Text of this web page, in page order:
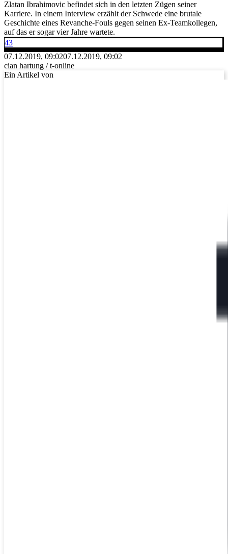
Zlatan Ibrahimovic befindet sich in den letzten Zügen seiner
Karriere. In einem Interview erzählt der Schwede eine brutale
Geschichte eines Revanche-Fouls gegen seinen Ex-Teamkollegen,
auf das er sogar vier Jahre wartete.
43
07.12.2019, 09:0207.12.2019, 09:02
cian hartung / t-online
Ein Artikel von